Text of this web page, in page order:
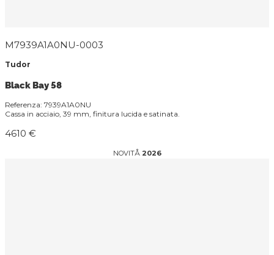
M7939A1A0NU-0003
Tudor
Black Bay 58
Referenza: 7939A1A0NU
Cassa in acciaio, 39 mm, finitura lucida e satinata.
4610 €
NOVITÅ 2026